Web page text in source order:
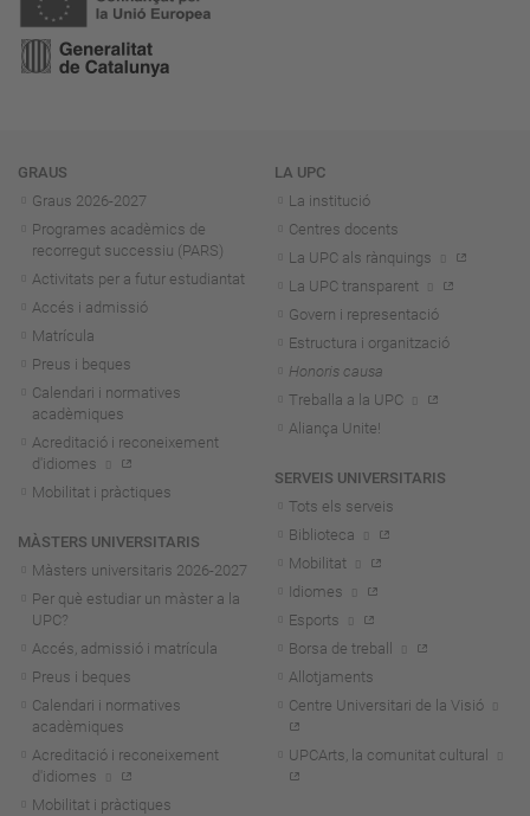
Navegació
GRAUS
Graus 2026-2027
Programes acadèmics de
recorregut successiu (PARS)
Activitats per a futur estudiantat
Accés i admissió
Matrícula
Preus i beques
Calendari i normatives
acadèmiques
Acreditació i reconeixement
d'idiomes
Mobilitat i pràctiques
MÀSTERS UNIVERSITARIS
Màsters universitaris 2026-2027
Per què estudiar un màster a la
UPC?
Accés, admissió i matrícula
Preus i beques
Calendari i normatives
acadèmiques
Acreditació i reconeixement
d'idiomes
Mobilitat i pràctiques
LA UPC
La institució
Centres docents
La UPC als rànquings
La UPC transparent
Govern i representació
Estructura i organització
Honoris causa
Treballa a la UPC
Aliança Unite!
SERVEIS UNIVERSITARIS
Tots els serveis
Biblioteca
Mobilitat
Idiomes
Esports
Borsa de treball
Allotjaments
Centre Universitari de la Visió
UPCArts, la comunitat cultural